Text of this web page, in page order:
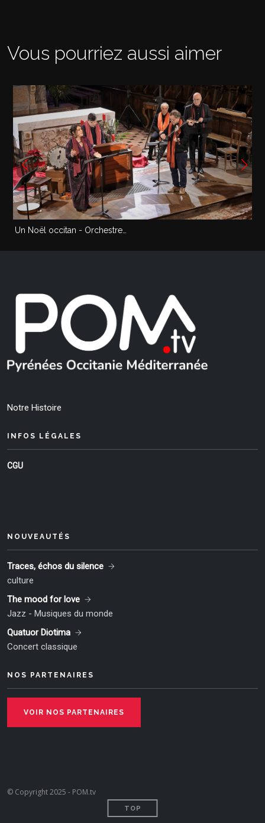
Vous pourriez aussi aimer
Un Noël occitan - Orchestre…
Notre Histoire
INFOS LÉGALES
CGU
NOUVEAUTÉS
Traces, échos du silence
culture
The mood for love
Jazz - Musiques du monde
Quatuor Diotima
Concert classique
NOS PARTENAIRES
VOIR NOS PARTENAIRES
© Copyright 2025 - POM.tv
TOP